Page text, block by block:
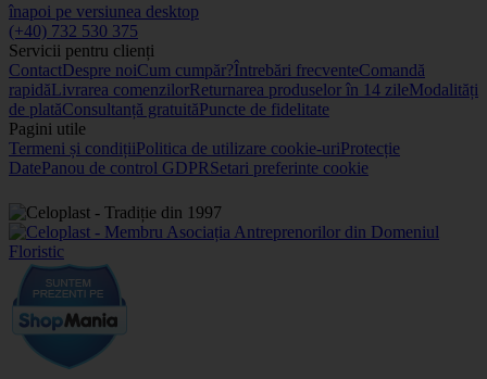
înapoi pe versiunea desktop
(+40) 732 530 375
Servicii pentru clienți
ContactDespre noiCum cumpăr?Întrebări frecventeComandă
rapidăLivrarea comenzilorReturnarea produselor în 14 zileModalități
de platăConsultanță gratuităPuncte de fidelitate
Pagini utile
Termeni și condițiiPolitica de utilizare cookie-uriProtecție
DatePanou de control GDPRSetari preferinte cookie